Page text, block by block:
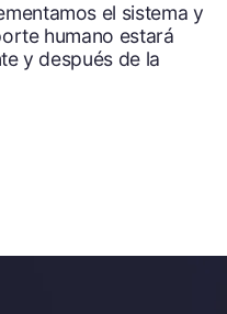
el sistema y
humano estará
y después de la